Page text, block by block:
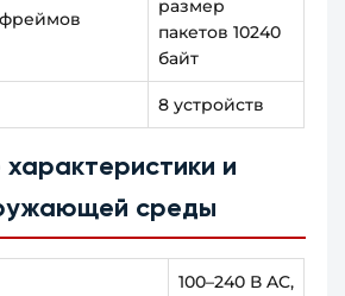
размер
пакетов 10240
байт
8 устройств
и
среды
100–240 В AC,